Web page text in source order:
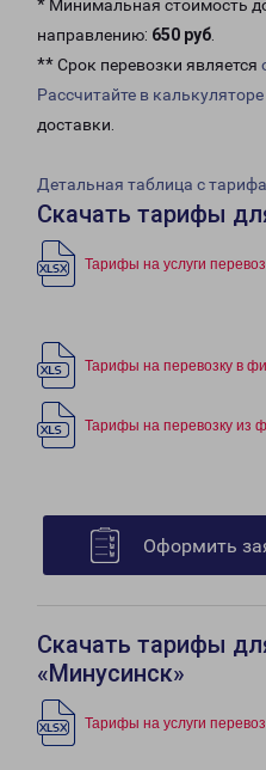
* Минимальная стоимость
направлению: 650 руб.
** Срок перевозки является
Рассчитайте в калькуляторе
доставки.
Детальная таблица с
Скачать тарифы
Тарифы на услуги
Тарифы на перевозку в
Тарифы на перевозку из
Оформить
Скачать тарифы
«Минусинск»
Тарифы на услуги